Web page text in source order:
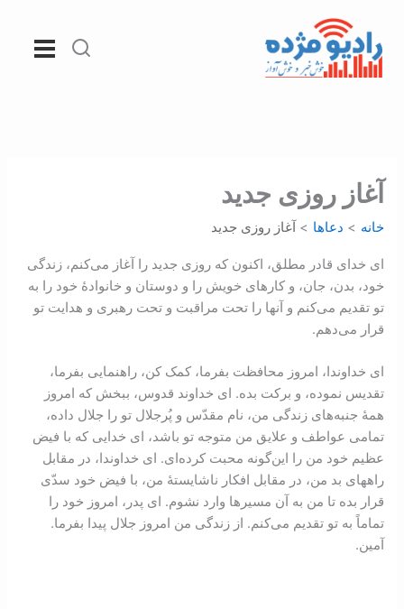
محتوا
آغاز روزی جديد
خانه دعاها آغاز روزی جديد
ای خدای قادر مطلق، اکنون که روزی جدید را آغاز می‌کنم، زندگی
خود، بدن، جان، و کارهای خویش را و دوستان و خانوادۀ خود را به
تو تقدیم می‌کنم و آنها را تحت مراقبت و تحت رهبری و هدایت تو
قرار می‌دهم.
ای خداوندا، امروز محافظت بفرما، کمک کن، راهنمایی بفرما،
تقدیس نموده، و برکت بده. ای خداوند قدوس، ببخش که امروز
همۀ جنبه‌های زندگی من، نام مقدّس و پُر‌جلال تو را جلال داده،
تمامی عواطف و علایق من متوجه تو باشد، ای خدایی که با فیض
عظیم خود من را این‌گونه محبت کرده‌ای. ای خداوندا، در مقابل
راههای بد من، در مقابل افکار ناشایستۀ من، با فیض خود سدّی
قرار بده تا من به آن مسیرها وارد نشوم. ای پدر، امروز خود را
تماماً به تو تقدیم می‌کنم. از زندگی من امروز جلال پیدا بفرما.
آمین.